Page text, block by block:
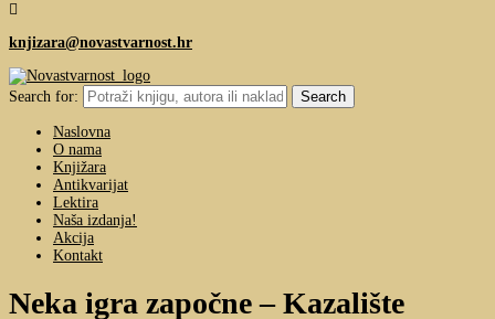

knjizara@novastvarnost.hr
Search for:
Naslovna
O nama
Knjižara
Antikvarijat
Lektira
Naša izdanja!
Akcija
Kontakt
Neka igra započne – Kazalište